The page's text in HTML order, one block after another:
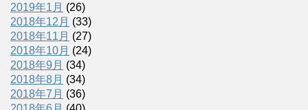
2019年1月 (26)
2018年12月 (33)
2018年11月 (27)
2018年10月 (24)
2018年9月 (34)
2018年8月 (34)
2018年7月 (36)